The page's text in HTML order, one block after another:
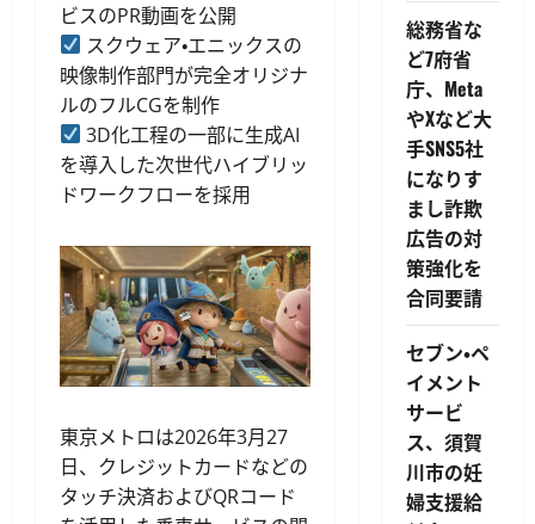
ビスのPR動画を公開
スクウェア・エニックスの
映像制作部門が完全オリジナ
ルのフルCGを制作
3D化工程の一部に生成AI
を導入した次世代ハイブリッ
ドワークフローを採用
東京メトロは2026年3月27
日、クレジットカードなどの
タッチ決済およびQRコード
総務省な
ど7府省
庁、Meta
やXなど大
手SNS5社
になりす
まし詐欺
広告の対
策強化を
合同要請
セブン・ペ
イメント
サービ
ス、須賀
川市の妊
婦支援給